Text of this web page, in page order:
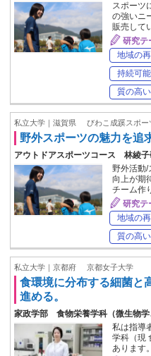
スポーツ
の強いニ
販売して
研究テ
地域の
持続可
質の高
私立大学｜滋賀県 びわこ成蹊スポー
野外スポーツの魅力を追
アウトドアスポーツコース 林綾子
野外活動/
向上が期
チーム作
研究テ
地域の
質の高
私立大学｜京都府 京都女子大学
食環境に分布する細菌と
進める。
家政学部 食物栄養学科（微生物学
私は指導
学科（現
あります